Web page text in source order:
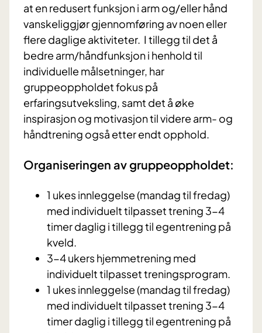
at en redusert funksjon i arm og/eller hånd
vanskeliggjør gjennomføring av noen eller
flere daglige aktiviteter. I tillegg til det å
bedre arm/håndfunksjon i henhold til
individuelle målsetninger, har
gruppeoppholdet fokus på
erfaringsutveksling, samt det å øke
inspirasjon og motivasjon til videre arm- og
håndtrening også etter endt opphold.
Organiseringen av gruppeoppholdet:
1 ukes innleggelse (mandag til fredag)
med individuelt tilpasset trening 3-4
timer daglig i tillegg til egentrening på
kveld.
3-4 ukers hjemmetrening med
individuelt tilpasset treningsprogram.
1 ukes innleggelse (mandag til fredag)
med individuelt tilpasset trening 3-4
timer daglig i tillegg til egentrening på